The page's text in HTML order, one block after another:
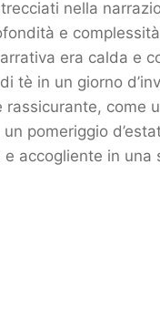
nella
e
era calda e
tè in un giorno
come
pomeriggio
accogliente in una